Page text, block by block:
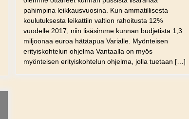
pahimpina leikkausvuosina. Kun ammatillisesta
koulutuksesta leikattiin valtion rahoitusta 12%
vuodelle 2017, niin lisäsimme kunnan budjetista 1,3
miljoonaa euroa hätäapua Varialle. Myönteisen
erityiskohtelun ohjelma Vantaalla on myös
myönteisen erityiskohtelun ohjelma, jolla tuetaan […]